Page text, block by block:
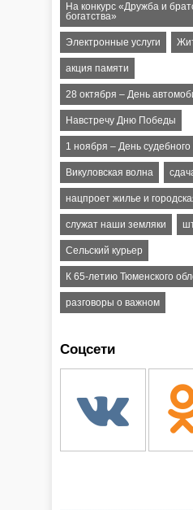
На конкурс «Дружба и
богатства»
Электронные услуги
акция памяти
28 октября – День
Навстречу Дню Победы
1 ноября – День судебного
Викуловская волна
нацпроет жилье и
служат наши земляки
Сельский курьер
К 65-летию Тюменского
разговоры о важном
Соцсети